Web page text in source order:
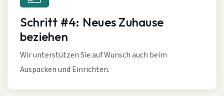
Schritt #4: Neues Zuhause
beziehen
Wir unterstützen Sie auf Wunsch auch beim
Auspacken und Einrichten.